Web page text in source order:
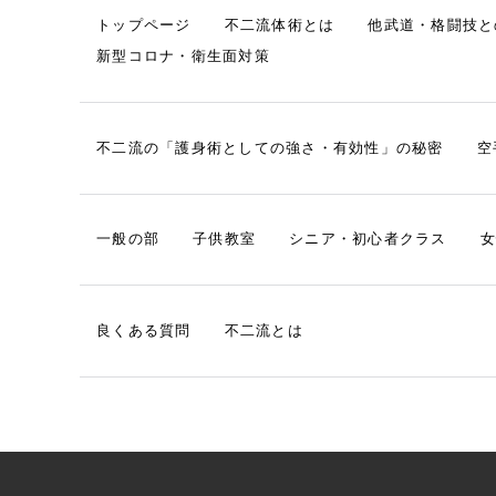
トップページ 不二流体術とは
他武道・格闘技
新型コロナ・衛生面対策
不二流の「護身術としての強さ・有効性」の秘密
一般の部 子供教室 シニア・初心者クラス
良くある質問 不二流とは